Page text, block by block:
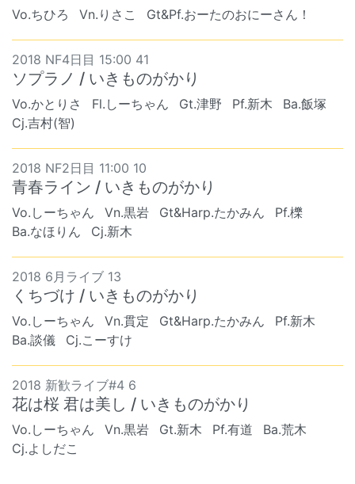
Vo.ちひろ Vn.りさこ Gt&Pf.おーたのおにーさん！
2018 NF4日目 15:00 41
ソプラノ / いきものがかり
Vo.かとりさ Fl.しーちゃん Gt.津野 Pf.新木
Ba.飯塚
Cj.吉村(智)
2018 NF2日目 11:00 10
青春ライン / いきものがかり
Vo.しーちゃん Vn.黒岩 Gt&Harp.たかみん
Pf.櫟
Ba.なほりん
Cj.新木
2018 6月ライブ 13
くちづけ / いきものがかり
Vo.しーちゃん Vn.貫定 Gt&Harp.たかみん
Pf.新木
Ba.談儀
Cj.こーすけ
2018 新歓ライブ#4 6
花は桜 君は美し / いきものがかり
Vo.しーちゃん Vn.黒岩 Gt.新木 Pf.有道
Ba.荒木
Cj.よしだこ